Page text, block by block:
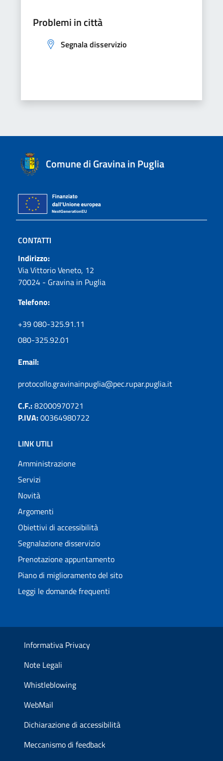
Problemi in città
Segnala disservizio
Comune di Gravina in Puglia
CONTATTI
Indirizzo:
Via Vittorio Veneto, 12
70024 - Gravina in Puglia
Telefono:
+39 080-325.91.11
080-325.92.01
Email:
protocollo.gravinainpuglia@pec.rupar.puglia.it
C.F.:82000970721
P.IVA:00364980722
LINK UTILI
Amministrazione
Servizi
Novità
Argomenti
Obiettivi di accessibilità
Segnalazione disservizio
Prenotazione appuntamento
Piano di miglioramento del sito
Leggi le domande frequenti
Informativa Privacy
Note Legali
Whistleblowing
WebMail
Dichiarazione di accessibilità
Meccanismo di feedback